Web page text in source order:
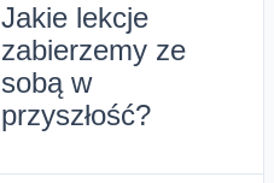
Jakie lekcje
zabierzemy ze
sobą w
przyszłość?